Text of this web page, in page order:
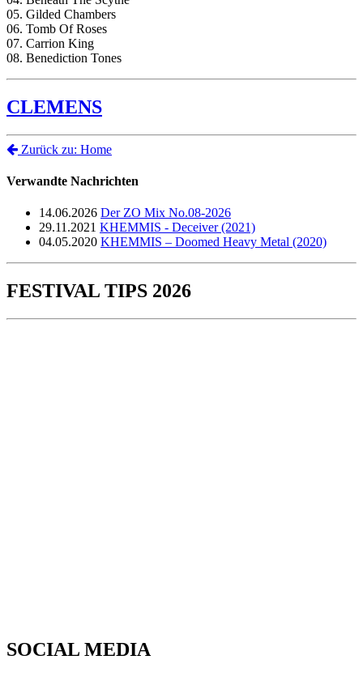
05. Gilded Chambers
06. Tomb Of Roses
07. Carrion King
08. Benediction Tones
CLEMENS
Zurück zu: Home
Verwandte Nachrichten
14.06.2026 Der ZO Mix No.08-2026
29.11.2021 KHEMMIS - Deceiver (2021)
04.05.2020 KHEMMIS – Doomed Heavy Metal (2020)
FESTIVAL TIPS 2026
SOCIAL MEDIA